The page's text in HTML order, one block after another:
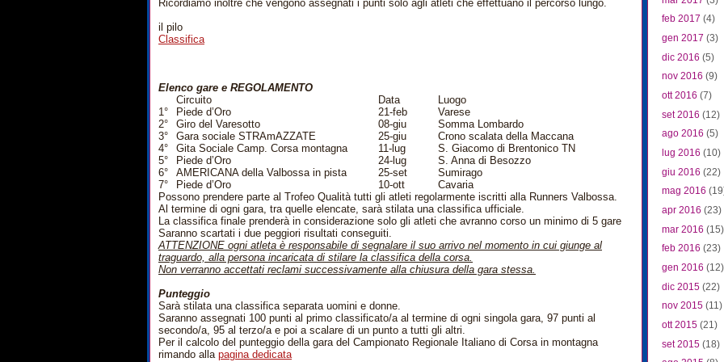
Ricordiamo inoltre che vengono assegnati i punti solo agli atleti che effettuano il percorso lungo.
il pilo
Classifica
Elenco gare e REGOLAMENTO
Circuito
Data
Luogo
1°
Piede d’Oro 21-feb
Varese
2°
Giro del Varesotto 08-giu
Somma Lombardo
3°
Gara sociale STRAmAZZATE 25-giu
Crono scalata della Maccana
4°
Gita Sociale Camp. Corsa montagna 11-lug
S. Giacomo di Brentonico TN
5°
Piede d’Oro 24-lug
S. Anna di Besozzo
6°
AMERICANA della Valbossa in pista 25-set
Sumirago
7°
Piede d’Oro 10-ott
Cavaria
Possono prendere parte al Trofeo Qualità tutti gli atleti regolarmente iscritti alla Runners Valbossa.
Al termine di ogni gara, tra quelle elencate, sarà stilata una classifica ufficiale.
La classifica finale prenderà in considerazione solo gli atleti che avranno corso un minimo di 5 gare
Saranno scartati i due peggiori risultati conseguiti.
ATTENZIONE ogni atleta è responsabile di segnalare il suo arrivo nel momento in cui giunge al
traguardo, alla persona incaricata di stilare la classifica della corsa.
Non verranno accettati reclami successivamente alla chiusura della gara stessa.
Punteggio
Sarà stilata una classifica separata uomini e donne.
Saranno assegnati 100 punti al primo classificato/a al termine di ogni singola gara, 97 punti al
secondo/a, 95 al terzo/a e poi a scalare di un punto a tutti gli altri.
Per il calcolo del punteggio della gara del Campionato Regionale Italiano di Corsa in montagna
rimando alla pagina dedicata
feb 2017 (4)
gen 2017 (3)
dic 2016 (5)
nov 2016 (9)
ott 2016 (7)
set 2016 (12)
ago 2016 (5)
lug 2016 (10)
giu 2016 (22)
mag 2016
apr 2016 (23)
mar 2016 (15)
feb 2016 (23)
gen 2016 (12)
dic 2015 (22)
nov 2015 (11)
ott 2015 (21)
set 2015 (18)